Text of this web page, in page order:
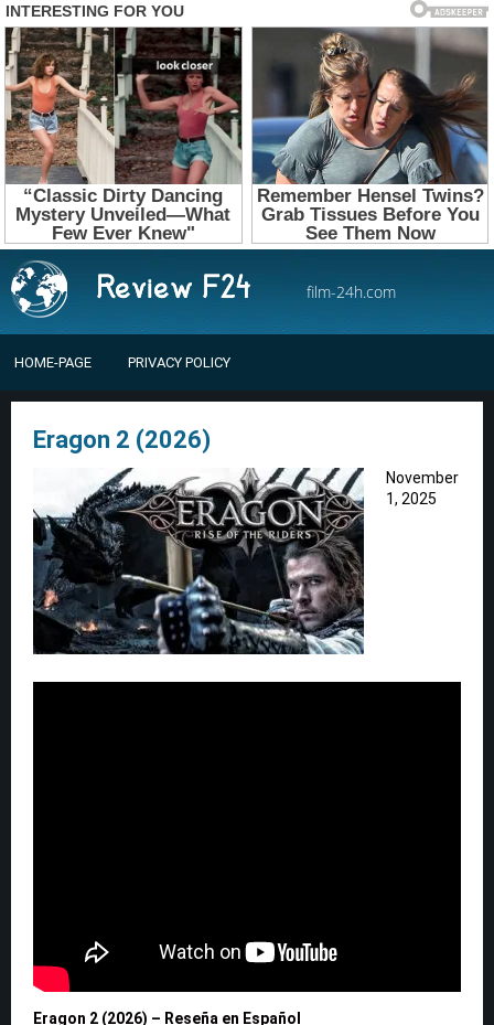
film-24h.com
HOME-PAGE PRIVACY POLICY
Eragon 2 (2026)
November
1, 2025
Eragon 2 (2026) – Reseña en Español